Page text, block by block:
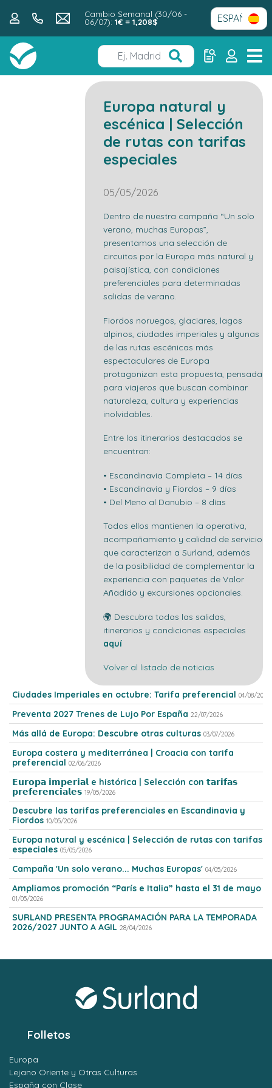
Cambio Semanal (30/06 -
06/07):1€ = 1,208$
Europa natural y
escénica | Selección
de rutas con tarifas
especiales
05/05/2026
Dentro de nuestra campaña “Un solo
verano, muchas Europas”,
presentamos una selección de
circuitos por la Europa más natural y
paisajística, con condiciones
preferenciales para determinadas
salidas de verano.
Fiordos noruegos, glaciares, lagos
alpinos, ciudades imperiales y algunas
de las rutas escénicas más
espectaculares de Europa
protagonizan esta propuesta, pensada
para viajeros que buscan combinar
naturaleza, cultura y experiencias
inolvidables.
Entre los itinerarios destacados se
encuentran:
• Escandinavia Completa – 14 días
• Escandinavia y Fiordos – 9 días
• Del Meno al Danubio – 8 días
Todos ellos mantienen la operativa,
acompañamiento y calidad de servicio
que caracterizan a Surland, además
de la posibilidad de complementar la
experiencia con paquetes de Valor
Añadido y excursiones opcionales.
🌍 Descubra todas las salidas,
itinerarios y condiciones especiales
aquí
Volver al listado de noticias
Ciudades Imperiales en octubre: Tarifa preferencial 04/08/2026
Preventa 2027 Trenes de Lujo Por España 22/07/2026
Más allá de Europa: Descubre otras culturas 03/07/2026
Europa costera y mediterránea | Croacia con tarifa
preferencial 02/06/2026
𝗘𝘂𝗿𝗼𝗽𝗮 𝗶𝗺𝗽𝗲𝗿𝗶𝗮𝗹 e histórica | Selección con 𝘁𝗮𝗿𝗶𝗳𝗮𝘀
𝗽𝗿𝗲𝗳𝗲𝗿𝗲𝗻𝗰𝗶𝗮𝗹𝗲𝘀 19/05/2026
Descubre las tarifas preferenciales en Escandinavia y
Fiordos 10/05/2026
Europa natural y escénica | Selección de rutas con tarifas
especiales 05/05/2026
Campaña 'Un solo verano... Muchas Europas' 04/05/2026
Ampliamos promoción “París e Italia” hasta el 31 de mayo
01/05/2026
SURLAND PRESENTA PROGRAMACIÓN PARA LA TEMPORADA
2026/2027 JUNTO A AGIL 28/04/2026
Folletos
Europa
Lejano Oriente y Otras Culturas
España con Clase